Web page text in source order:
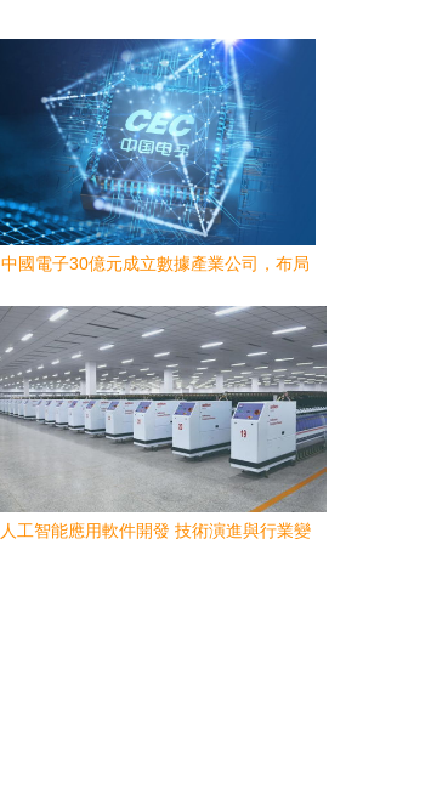
中國電子30億元成立數據產業公司，布局
人工智能應用軟件開發 技術演進與行業變